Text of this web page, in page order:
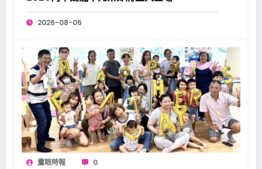
2026-08-06
鷹眼時報 0